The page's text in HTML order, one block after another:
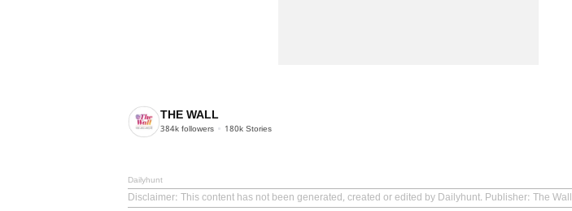
THE WALL
384k followers 180k Stories
Dailyhunt
Disclaimer: This content has not been generated, created or edited by Dailyhunt. Publisher: The Wall